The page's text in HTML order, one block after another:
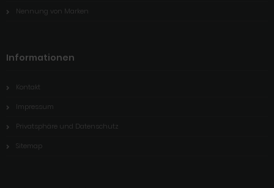
Nennung von Marken
Informationen
Kontakt
Impressum
Privatsphäre und Datenschutz
Sitemap